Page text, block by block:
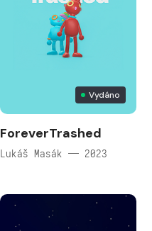
Vydáno
ForeverTrashed
Lukáš Masák — 2023